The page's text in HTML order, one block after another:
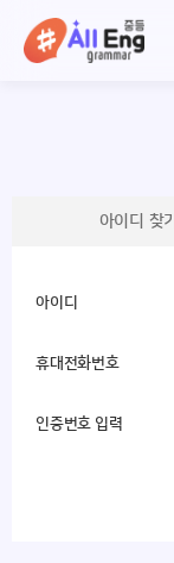
아이디 찾기
아이디
휴대전화번호
인증번호 입력